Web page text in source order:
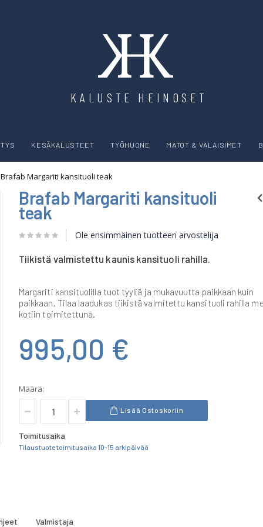
KALUSTE HEINOSET
KESÄKALUSTEET TYÖHUONE MATOT & VALAISIMET
Brafab Margariti kansituoli teak
Brafab Margariti kansituoli
teak
Ole ensimmäinen tuotteen arvostelija
Tiikistä valmistettu kaunis kansituoli rahilla.
Margariti kansituolilla tuot tyyliä ja mukavuutta paikkaan kuin
paikkaan. Tilaa laadukas tiikistä valmitettu kansituoli rahilla
kotiin toimitettuna.
995,00 €
Määrä:
Lisää Ostoskoriin
Toimitusaika
Tilaustuote toimitusaika 10-15 arkipäivää
Valmistaja